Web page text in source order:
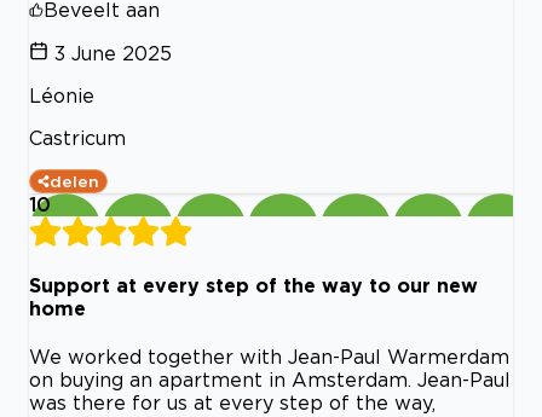
Beveelt aan
3 June 2025
Léonie
Castricum
delen
10
Support at every step of the way to our new
home
We worked together with Jean-Paul Warmerdam
on buying an apartment in Amsterdam. Jean-Paul
was there for us at every step of the way,